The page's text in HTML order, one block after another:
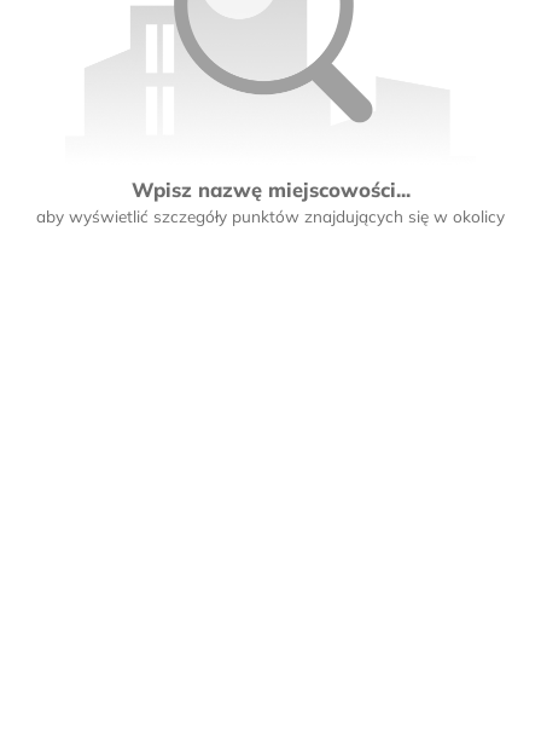
Wpisz nazwę miejscowości...
aby wyświetlić szczegóły punktów znajdujących się w okolicy